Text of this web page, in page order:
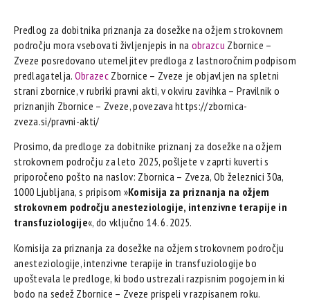
Predlog za dobitnika priznanja za dosežke na ožjem strokovnem
področju mora vsebovati življenjepis in na obrazcu Zbornice –
Zveze posredovano utemeljitev predloga z lastnoročnim podpisom
predlagatelja. Obrazec Zbornice – Zveze je objavljen na spletni
strani zbornice, v rubriki pravni akti, v okviru zavihka – Pravilnik o
priznanjih Zbornice – Zveze, povezava https://zbornica-
zveza.si/pravni-akti/
Prosimo, da predloge za dobitnike priznanj za dosežke na ožjem
strokovnem področju za leto 2025, pošljete v zaprti kuverti s
priporočeno pošto na naslov: Zbornica – Zveza, Ob železnici 30a,
1000 Ljubljana, s pripisom »Komisija za priznanja na ožjem
strokovnem področju anesteziologije, intenzivne terapije in
transfuziologije«, do vključno 14. 6. 2025.
Komisija za priznanja za dosežke na ožjem strokovnem področju
anesteziologije, intenzivne terapije in transfuziologije bo
upoštevala le predloge, ki bodo ustrezali razpisnim pogojem in ki
bodo na sedež Zbornice – Zveze prispeli v razpisanem roku.